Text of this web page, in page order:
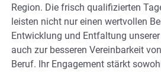
Region. Die frisch qualifizierten
leisten nicht nur einen wertvollen
Entwicklung und Entfaltung
auch zur besseren Vereinbarkeit
Beruf. Ihr Engagement stärkt